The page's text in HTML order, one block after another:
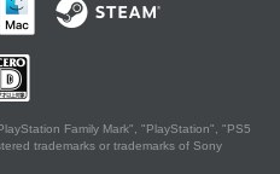
Family Mark", "PlayStation", "PS5
trademarks or trademarks of Sony